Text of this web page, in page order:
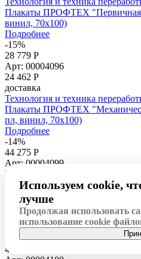
Плакаты ПРОФТЕХ "Первичная
винил, 70х100)
Подробнее
-15%
28 779 Р
Арт: 00004096
24 462 Р
доставка
Технология и техника
Плакаты ПРОФТЕХ
пл, винил, 70х100)
Подробнее
-14%
44 275 Р
Арт: 00004099
37 634
доставка
Технология и техника
Плакаты ПРОФТЕХ
пл, винил, 70х100)
Подробнее
-14%
46 489 Р
Используем cookie,
лучше
Продолжая использовать
использование cookie